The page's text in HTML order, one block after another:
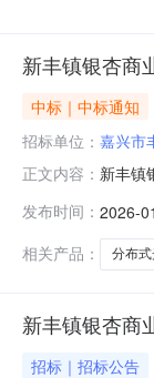
新丰镇银杏商
中标｜中标通知
招标单位： 嘉兴市
正文内容： 新丰镇
项目建
发布时间： 2026-
相关产品：
分布
新丰镇银杏商
招标｜招标公告